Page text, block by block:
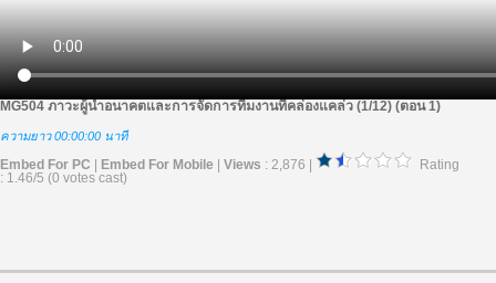
MG504 ภาวะผู้นำอนาคตและการจัดการทีมงานที่คล่องแคล่ว (1/12) (ตอน 1)
ความยาว 00:00:00 นาที
Embed For PC Embed For Mobile Views : 2,876 |
Rating
: 1.46/5 (0 votes cast)